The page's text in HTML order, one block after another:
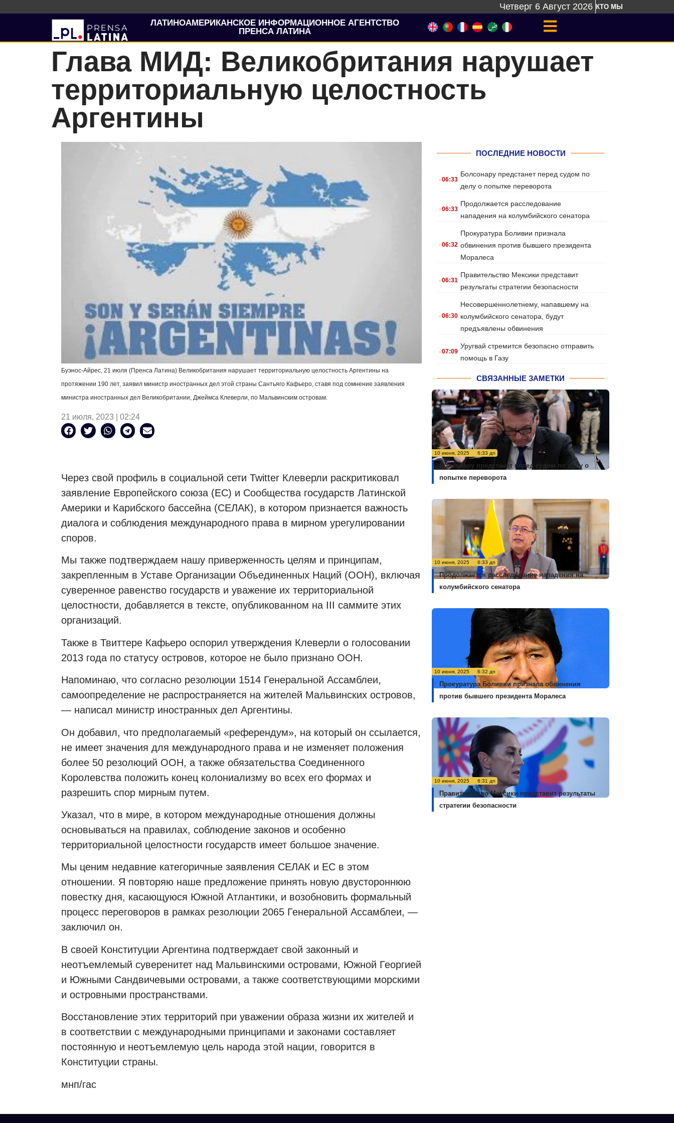
Четверг 6 Август 2026 КТО МЫ
ЛАТИНОАМЕРИКАНСКОЕ ИНФОРМАЦИОННОЕ АГЕНТСТВО
ПРЕНСА ЛАТИНА
Глава МИД: Великобритания нарушает
территориальную целостность
Аргентины
Буэнос-Айрес, 21 июля (Пренса Латина) Великобритания нарушает территориальную целостность Аргентины на
протяжении 190 лет, заявил министр иностранных дел этой страны Сантьяго Кафьеро, ставя под сомнение заявления
министра иностранных дел Великобритании, Джеймса Клеверли, по Мальвинским островам.
21 июля, 2023 | 02:24
Через свой профиль в социальной сети Twitter Клеверли раскритиковал
заявление Европейского союза (ЕС) и Сообщества государств Латинской
Америки и Карибского бассейна (СЕЛАК), в котором признается важность
диалога и соблюдения международного права в мирном урегулировании
споров.
Мы также подтверждаем нашу приверженность целям и принципам,
закрепленным в Уставе Организации Объединенных Наций (ООН), включая
суверенное равенство государств и уважение их территориальной
целостности, добавляется в тексте, опубликованном на III саммите этих
организаций.
Также в Твиттере Кафьеро оспорил утверждения Клеверли о голосовании
2013 года по статусу островов, которое не было признано ООН.
Напоминаю, что согласно резолюции 1514 Генеральной Ассамблеи,
самоопределение не распространяется на жителей Мальвинских островов,
— написал министр иностранных дел Аргентины.
Он добавил, что предполагаемый «референдум», на который он ссылается,
не имеет значения для международного права и не изменяет положения
более 50 резолюций ООН, а также обязательства Соединенного
Королевства положить конец колониализму во всех его формах и
разрешить спор мирным путем.
Указал, что в мире, в котором международные отношения должны
основываться на правилах, соблюдение законов и особенно
территориальной целостности государств имеет большое значение.
Мы ценим недавние категоричные заявления СЕЛАК и ЕС в этом
отношении. Я повторяю наше предложение принять новую двустороннюю
повестку дня, касающуюся Южной Атлантики, и возобновить формальный
процесс переговоров в рамках резолюции 2065 Генеральной Ассамблеи, —
заключил он.
В своей Конституции Аргентина подтверждает свой законный и
неотъемлемый суверенитет над Мальвинскими островами, Южной Георгией
и Южными Сандвичевыми островами, а также соответствующими морскими
и островными пространствами.
Восстановление этих территорий при уважении образа жизни их жителей и
в соответствии с международными принципами и законами составляет
постоянную и неотъемлемую цель народа этой нации, говорится в
Конституции страны.
мнп/гас
ПОСЛЕДНИЕ НОВОСТИ
.06:33
Болсонару предстанет перед судом по
делу о попытке переворота
.06:33
Продолжается расследование
нападения на колумбийского сенатора
.06:32
Прокуратура Боливии признала
обвинения против бывшего президента
Моралеса
.06:31
Правительство Мексики представит
результаты стратегии безопасности
.06:30
Несовершеннолетнему, напавшему на
колумбийского сенатора, будут
предъявлены обвинения
.07:09
Уругвай стремится безопасно отправить
помощь в Газу
СВЯЗАННЫЕ ЗАМЕТКИ
10 июня, 2025 6:33 дп
Болсонару предстанет перед судом по делу о
попытке переворота
10 июня, 2025 6:33 дп
Продолжается расследование нападения на
колумбийского сенатора
10 июня, 2025 6:32 дп
Прокуратура Боливии признала обвинения
против бывшего президента Моралеса
10 июня, 2025 6:31 дп
Правительство Мексики представит результаты
стратегии безопасности